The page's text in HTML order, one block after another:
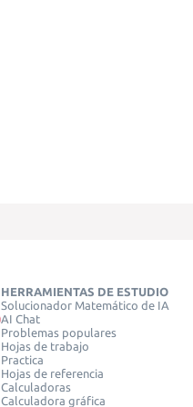
HERRAMIENTAS DE ESTUDIO
Solucionador Matemático de IA
AI Chat
Problemas populares
Hojas de trabajo
Practica
Hojas de referencia
Calculadoras
Calculadora gráfica